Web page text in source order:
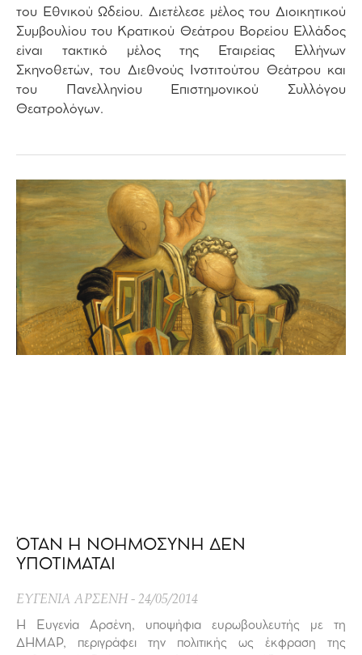
του Εθνικού Ωδείου. Διετέλεσε μέλος του Διοικητικού
Συμβουλίου του Κρατικού Θεάτρου Βορείου Ελλάδος
είναι τακτικό μέλος της Εταιρείας Ελλήνων
Σκηνοθετών, του Διεθνούς Ινστιτούτου Θεάτρου και
του Πανελληνίου Επιστημονικού Συλλόγου
Θεατρολόγων.
ΌΤΑΝ Η ΝΟΗΜΟΣΥΝΗ ΔΕΝ
ΥΠΟΤΙΜΑΤΑΙ
ΕΥΓΕΝΙΑ ΑΡΣΕΝΗ 24/05/2014
Η Ευγενία Αρσένη, υποψήφια ευρωβουλευτής με τη
ΔΗΜΑΡ, περιγράφει την πολιτικής ως έκφραση της